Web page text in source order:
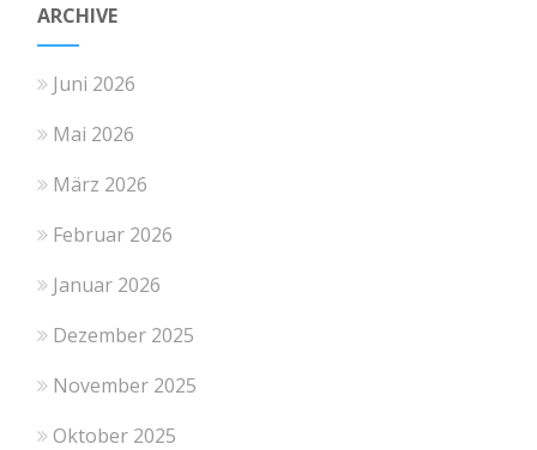
ARCHIVE
Juni 2026
Mai 2026
März 2026
Februar 2026
Januar 2026
Dezember 2025
November 2025
Oktober 2025